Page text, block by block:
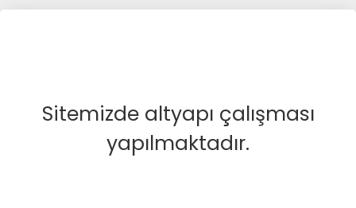
Sitemizde altyapı çalışması
yapılmaktadır.